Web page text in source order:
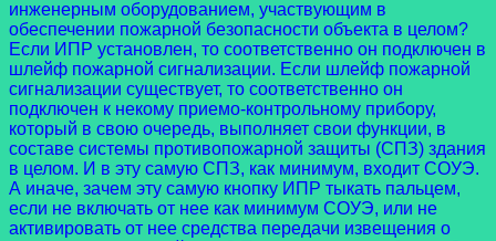
инженерным оборудованием, участвующим в
обеспечении пожарной безопасности объекта в целом?
Если ИПР установлен, то соответственно он подключен в
шлейф пожарной сигнализации. Если шлейф пожарной
сигнализации существует, то соответственно он
подключен к некому приемо-контрольному прибору,
который в свою очередь, выполняет свои функции, в
составе системы противопожарной защиты (СПЗ) здания
в целом. И в эту самую СПЗ, как минимум, входит СОУЭ.
А иначе, зачем эту самую кнопку ИПР тыкать пальцем,
если не включать от нее как минимум СОУЭ, или не
активировать от нее средства передачи извещения о